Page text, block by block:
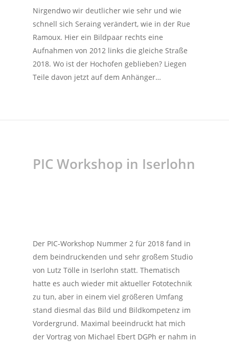
Nirgendwo wir deutlicher wie sehr und wie
schnell sich Seraing verändert, wie in der Rue
Ramoux. Hier ein Bildpaar rechts eine
Aufnahmen von 2012 links die gleiche Straße
2018. Wo ist der Hochofen geblieben? Liegen
Teile davon jetzt auf dem Anhänger…
PIC Workshop in Iserlohn
Der PIC-Workshop Nummer 2 für 2018 fand in
dem beindruckenden und sehr großem Studio
von Lutz Tölle in Iserlohn statt. Thematisch
hatte es auch wieder mit aktueller Fototechnik
zu tun, aber in einem viel größeren Umfang
stand diesmal das Bild und Bildkompetenz im
Vordergrund. Maximal beeindruckt hat mich
der Vortrag von Michael Ebert DGPh er nahm in